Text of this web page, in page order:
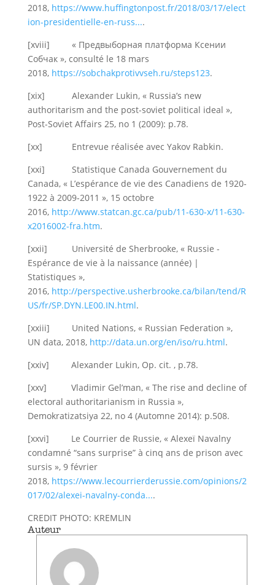
2018, https://www.huffingtonpost.fr/2018/03/17/elect
ion-presidentielle-en-russ....
[xviii] « Предвыборная платформа Ксении
Собчак », consulté le 18 mars
2018, https://sobchakprotivvseh.ru/steps123.
[xix] Alexander Lukin, « Russia’s new
authoritarism and the post-soviet political ideal »,
Post-Soviet Affairs 25, no 1 (2009): p.78.
[xx] Entrevue réalisée avec Yakov Rabkin.
[xxi] Statistique Canada Gouvernement du
Canada, « L’espérance de vie des Canadiens de 1920-
1922 à 2009-2011 », 15 octobre
2016, http://www.statcan.gc.ca/pub/11-630-x/11-630-
x2016002-fra.htm.
[xxii] Université de Sherbrooke, « Russie -
Espérance de vie à la naissance (année) |
Statistiques »,
2016, http://perspective.usherbrooke.ca/bilan/tend/R
US/fr/SP.DYN.LE00.IN.html.
[xxiii] United Nations, « Russian Federation »,
UN data, 2018, http://data.un.org/en/iso/ru.html.
[xxiv] Alexander Lukin, Op. cit. , p.78.
[xxv] Vladimir Gel’man, « The rise and decline of
electoral authoritarianism in Russia »,
Demokratizatsiya 22, no 4 (Automne 2014): p.508.
[xxvi] Le Courrier de Russie, « Alexeï Navalny
condamné “sans surprise” à cinq ans de prison avec
sursis », 9 février
2018, https://www.lecourrierderussie.com/opinions/2
017/02/alexei-navalny-conda....
CREDIT PHOTO: KREMLIN
Auteur